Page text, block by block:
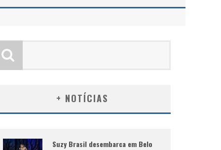
+ NOTÍCIAS
Suzy Brasil desembarca em Belo